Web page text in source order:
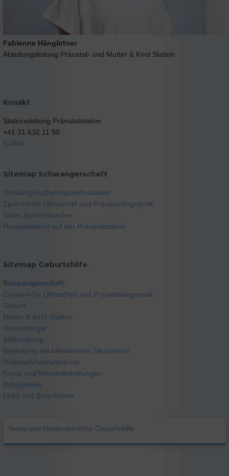
Fabienne Hängärtner
Abteilungsleitung Pränatal- und Mutter & Kind Station
Konakt
Stationsleitung Pränatalstation
+41 31 632 11 90
E-Mail
Sitemap Schwangerschaft
Schwangerschaftssprechstunden
Zentrum für Ultraschall und Pränataldiagnostik
Team Sprechstunden
Hospitalisation auf der Pränatalstation
Sitemap Geburtshilfe
Schwangerschaft
Zentrum für Ultraschall und Pränataldiagnostik
Geburt
Mutter & Kind Station
Neonatologie
Stillberatung
Begleitung bei belastenden Situationen
Nabelschnurblutspende
Kurse und Infoveranstaltungen
Babygalerie
Links und Broschüren
News und Medienberichte Geburtshilfe